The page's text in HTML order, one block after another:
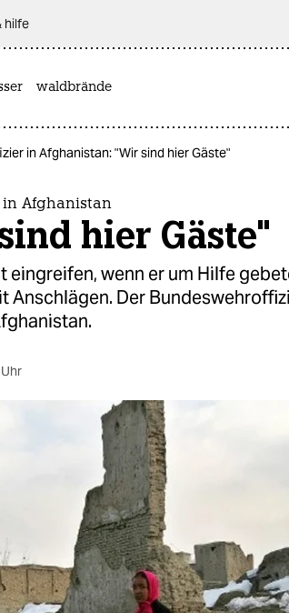
hilfe
waldbrände
in Afghanistan: "Wir sind hier Gäste"
in Afghanistan
hier Gäste"
eingreifen, wenn er um Hilfe
Anschlägen. Der